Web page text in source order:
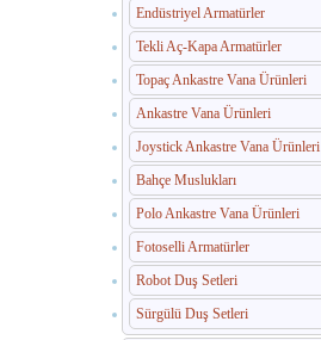
Endüstriyel Armatürler
Tekli Aç-Kapa Armatürler
Topaç Ankastre Vana Ürünleri
Ankastre Vana Ürünleri
Joystick Ankastre Vana Ürünleri
Bahçe Muslukları
Polo Ankastre Vana Ürünleri
Fotoselli Armatürler
Robot Duş Setleri
Sürgülü Duş Setleri